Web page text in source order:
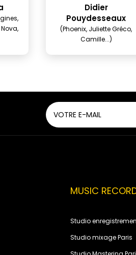
Didier
Pouydesseaux
(Phoenix, Juliette Gréco,
Camille...)
MUSIC
Studio
Studio mixage Paris